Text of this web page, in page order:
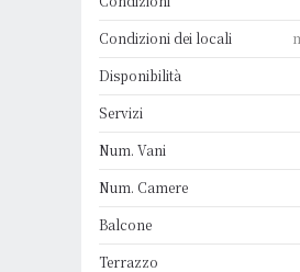
Condizioni dei locali
Disponibilità
Servizi
Num. Vani
Num. Camere
Balcone
Terrazzo